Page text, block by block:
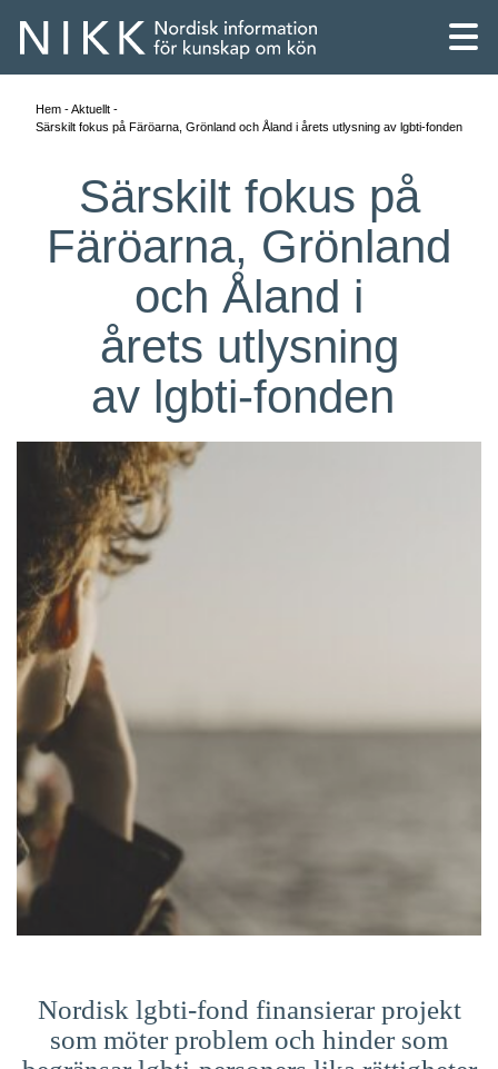
English
Skandinaviska
Suomi
Íslenska
Hem
Aktuellt
Särskilt fokus på Färöarna, Grönland och Åland i årets utlysning av lgbti-fonden
Särskilt fokus på
Färöarna, Grönland
och Åland i
årets utlysning
av lgbti-fonden
Nordisk lgbti-fond finansierar projekt
som möter problem och hinder som